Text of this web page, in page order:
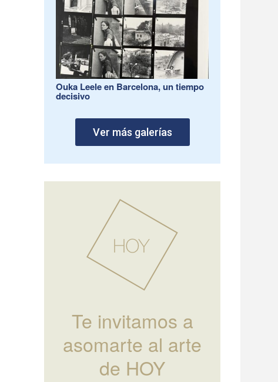
Ouka Leele en Barcelona, un tiempo
decisivo
Ver más galerías
Te invitamos a
asomarte al arte
de HOY